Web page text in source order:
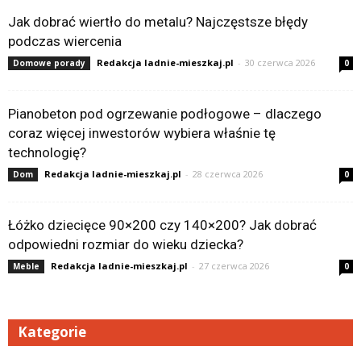
Jak dobrać wiertło do metalu? Najczęstsze błędy
podczas wiercenia
Domowe porady Redakcja ladnie-mieszkaj.pl - 30 czerwca 2026 0
Pianobeton pod ogrzewanie podłogowe – dlaczego
coraz więcej inwestorów wybiera właśnie tę
technologię?
Dom Redakcja ladnie-mieszkaj.pl - 28 czerwca 2026 0
Łóżko dziecięce 90×200 czy 140×200? Jak dobrać
odpowiedni rozmiar do wieku dziecka?
Meble Redakcja ladnie-mieszkaj.pl - 27 czerwca 2026 0
Kategorie